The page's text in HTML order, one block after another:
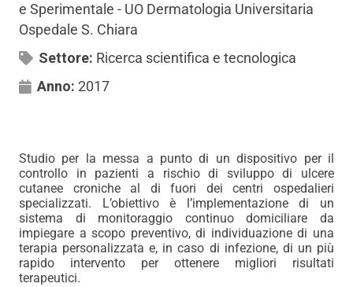
e Sperimentale - UO Dermatologia Universitaria
Ospedale S. Chiara
Settore: Ricerca scientifica e tecnologica
Anno: 2017
Studio per la messa a punto di un dispositivo per il
controllo in pazienti a rischio di sviluppo di ulcere
cutanee croniche al di fuori dei centri ospedalieri
specializzati. L’obiettivo è l’implementazione di un
sistema di monitoraggio continuo domiciliare da
impiegare a scopo preventivo, di individuazione di una
terapia personalizzata e, in caso di infezione, di un più
rapido intervento per ottenere migliori risultati
terapeutici.